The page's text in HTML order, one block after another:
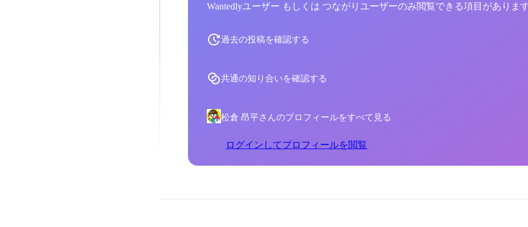
Wantedlyユーザー もしくは つながりユーザーのみ閲覧できる項目がありま
過去の投稿を確認する
共通の知り合いを確認する
松倉 昂平さんのプロフィールをすべて見る
ログインしてプロフィールを閲覧